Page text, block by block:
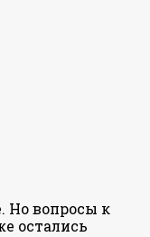
Но вопросы к
остались